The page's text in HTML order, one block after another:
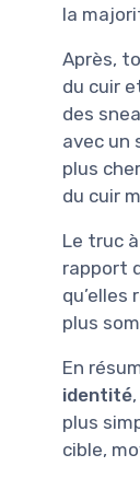
la
Après,
du cuir
des
avec un
plus
du cuir
Le truc
rapport
plus
En
identité
plus
cible,